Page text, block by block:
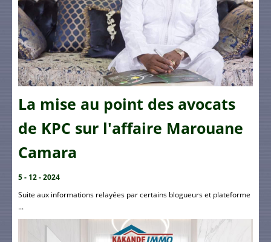
La mise au point des avocats
de KPC sur l'affaire Marouane
Camara
5 - 12 - 2024
Suite aux informations relayées par certains blogueurs et plateforme
...